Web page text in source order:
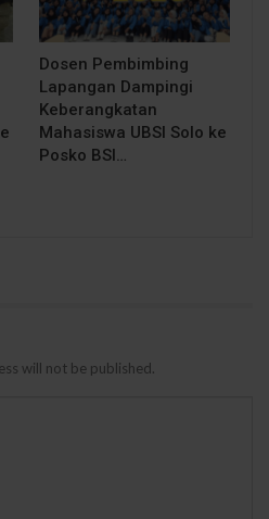
Dosen Pembimbing
Lapangan Dampingi
Keberangkatan
Mahasiswa UBSI Solo ke
Posko BSI…
will not be published.